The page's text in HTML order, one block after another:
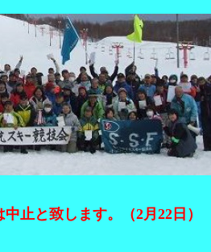
止と致します。（2月22日）